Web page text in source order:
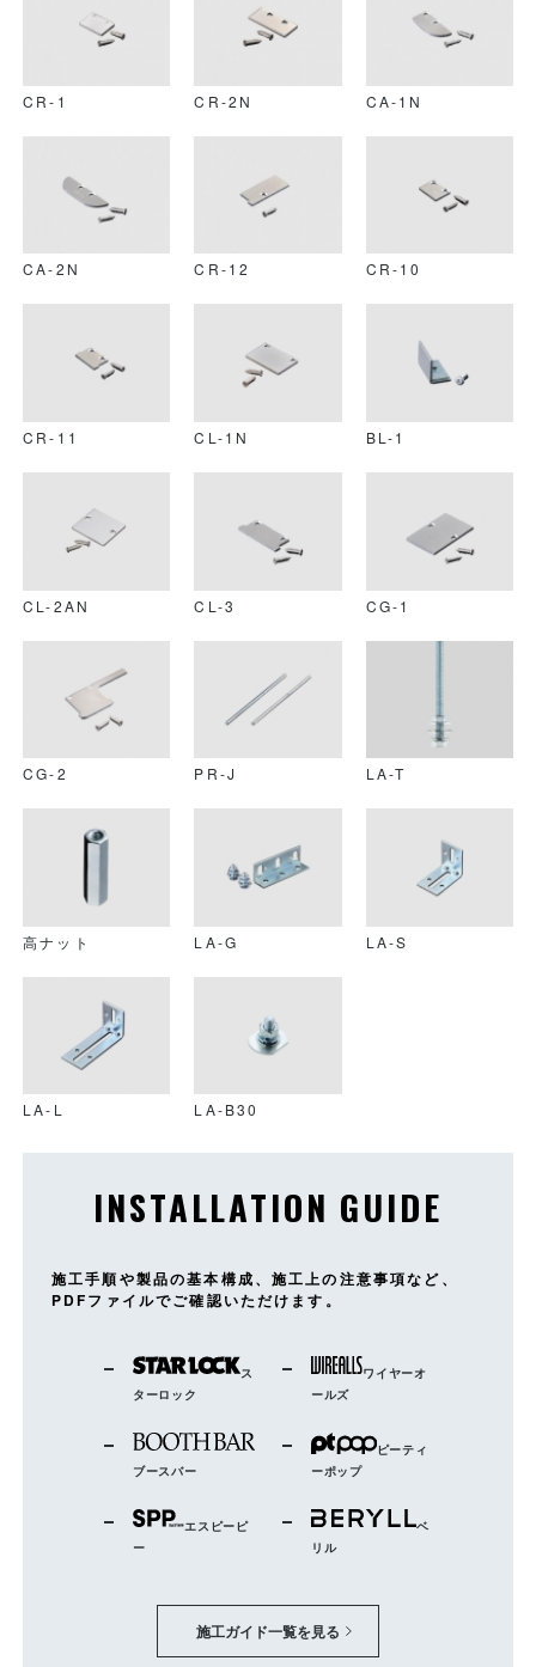
CR-1 CR-2N CA-1N
CA-2N CR-12 CR-10
CR-11 CL-1N BL-1
CL-2AN CL-3 CG-1
CG-2 PR-J LA-T
高ナット LA-G LA-S
LA-L LA-B30
INSTALLATION GUIDE
施工手順や製品の基本構成、施工上の注意事項など、
PDFファイルでご確認いただけます。
ス
ターロック
ブースバー
エスピーピ
ー
ワイヤーオ
ールズ
ピーティ
ーポップ
ベ
リル
施工ガイド一覧を見る